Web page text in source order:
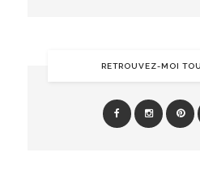
RETROUVEZ-MOI